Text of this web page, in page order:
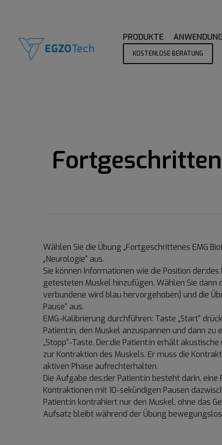
PRODUKTE
KOSTENLOSE BERATUNG
Wählen Sie die Übung „Fortgeschrittenes EMG
„Neurologie“ aus.
Sie können Informationen wie die Position der:des
getesteten Muskel hinzufügen. Wählen Sie dann
verbundene wird blau hervorgehoben) und die
Pause“ aus.
EMG-Kalibrierung durchführen: Taste „Start“
Patient:in, den Muskel anzuspannen und dann zu
„Stopp“-Taste. Der:die Patient:in erhält
zur Kontraktion des Muskels. Er muss die
aktiven Phase aufrechterhalten.
Die Aufgabe des:der Patient:in besteht darin, eine
Kontraktionen mit 10-sekündigen Pausen
Patient:in kontrahiert nur den Muskel, ohne das
Aufsatz bleibt während der Übung